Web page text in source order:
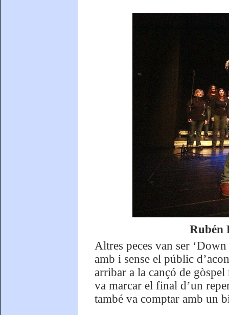
Rubén
Altres peces van ser
amb i sense el públic
arribar a la cançó de
va marcar el final d’un
també va comptar amb un